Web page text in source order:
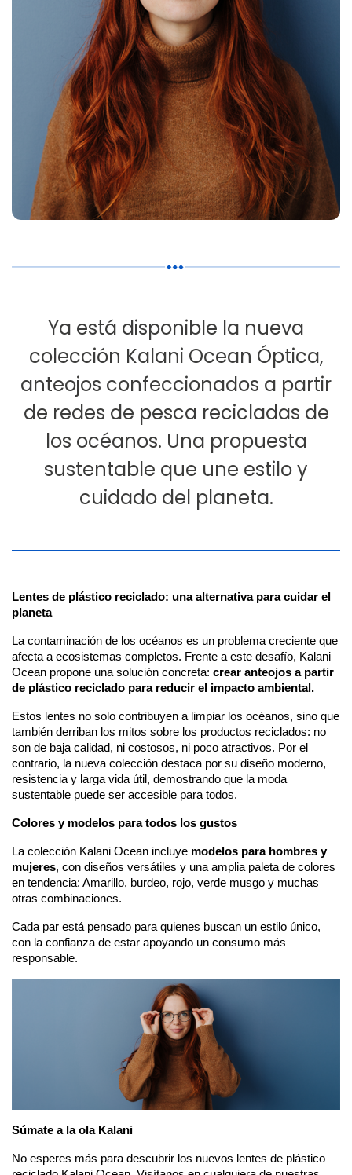
Ya está disponible la nueva
colección Kalani Ocean Óptica,
anteojos confeccionados a partir
de redes de pesca recicladas de
los océanos. Una propuesta
sustentable que une estilo y
cuidado del planeta.
Lentes de plástico reciclado: una alternativa para cuidar el
planeta
La contaminación de los océanos es un problema creciente que
afecta a ecosistemas completos. Frente a este desafío, Kalani
Ocean propone una solución concreta: crear anteojos a partir
de plástico reciclado para reducir el impacto ambiental.
Estos lentes no solo contribuyen a limpiar los océanos, sino que
también derriban los mitos sobre los productos reciclados: no
son de baja calidad, ni costosos, ni poco atractivos. Por el
contrario, la nueva colección destaca por su diseño moderno,
resistencia y larga vida útil, demostrando que la moda
sustentable puede ser accesible para todos.
Colores y modelos para todos los gustos
La colección Kalani Ocean incluye modelos para hombres y
mujeres, con diseños versátiles y una amplia paleta de colores
en tendencia: Amarillo, burdeo, rojo, verde musgo y muchas
otras combinaciones.
Cada par está pensado para quienes buscan un estilo único,
con la confianza de estar apoyando un consumo más
responsable.
Súmate a la ola Kalani
No esperes más para descubrir los nuevos lentes de plástico